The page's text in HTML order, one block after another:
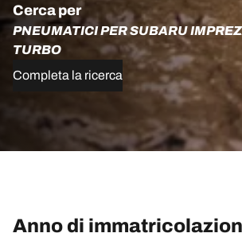
Cerca per
PNEUMATICI PER SUBARU
TURBO
Completa la ricerca
Anno di